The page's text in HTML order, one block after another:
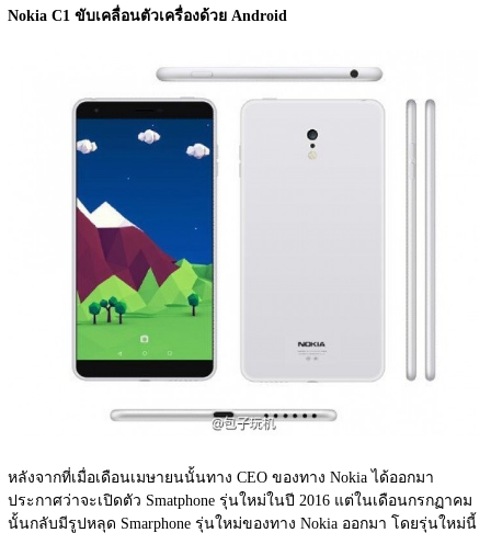
Nokia C1 ขับเคลื่อนตัวเครื่องด้วย Android
หลังจากที่เมื่อเดือนเมษายนนั้นทาง CEO ของทาง Nokia ได้ออกมา
ประกาศว่าจะเปิดตัว Smatphone รุ่นใหม่ในปี 2016 แต่ในเดือนกรกฏาคม
นั้นกลับมีรูปหลุด Smarphone รุ่นใหม่ของทาง Nokia ออกมา โดยรุ่นใหม่นี้